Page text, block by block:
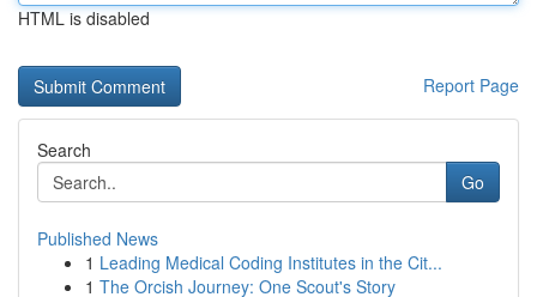
HTML is disabled
Report Page
Search
Go
Published News
1 Leading Medical Coding Institutes in the Cit...
1 The Orcish Journey: One Scout's Story